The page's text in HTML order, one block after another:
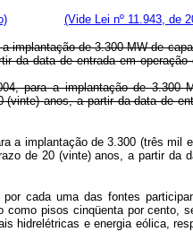
(Vide Lei nº 11.943, de
de 3.300 MW de
da data de entrada em
para a implantação de 3.300
anos, a partir da data de
implantação de 3.300 (três mil
de 20 (vinte) anos, a partir da
cada uma das fontes
pisos cinqüenta por cento,
centrais hidrelétricas e